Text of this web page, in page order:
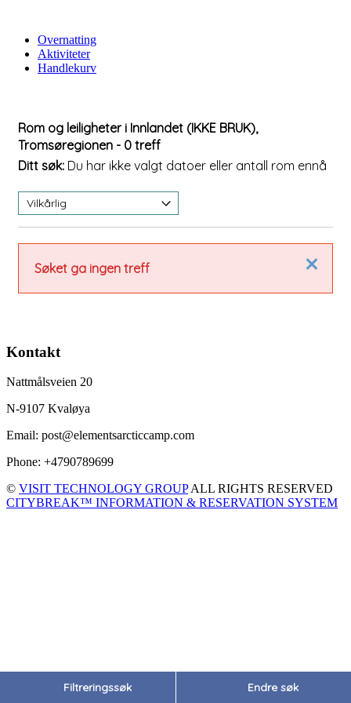
Overnatting
Aktiviteter
Handlekurv
Rom og leiligheter i Innlandet (IKKE BRUK),
Tromsøregionen - 0 treff
Ditt søk: Du har ikke valgt datoer eller antall rom ennå
Lukk
Søket ga ingen treff
Filtreringssøk Endre søk
Kontakt
Nattmålsveien 20
N-9107 Kvaløya
Email: post@elementsarcticcamp.com
Phone: +4790789699
© VISIT TECHNOLOGY GROUPALL RIGHTS RESERVED
CITYBREAK™ INFORMATION & RESERVATION SYSTEM